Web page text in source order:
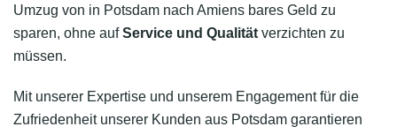
Umzug von in Potsdam nach Amiens bares Geld zu
sparen, ohne aufService und Qualität verzichten zu
müssen.
Mit unserer Expertise und unserem Engagement für die
Zufriedenheit unserer Kunden aus Potsdam garantieren